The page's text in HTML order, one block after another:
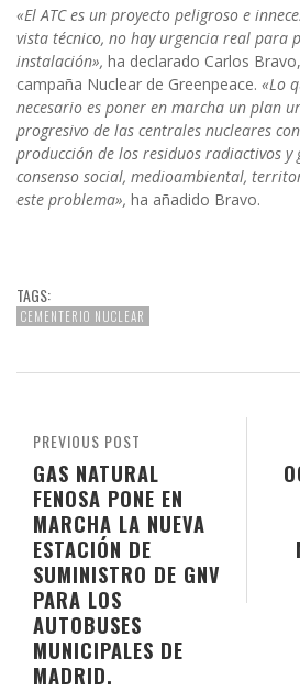
«El ATC es un proyecto peligroso e
vista técnico, no hay urgencia real para
instalación», ha declarado Carlos
campaña Nuclear de Greenpeace. «Lo
necesario es poner en marcha un plan
progresivo de las centrales nucleares
producción de los residuos radiactivos
consenso social, medioambiental,
este problema», ha añadido Bravo.
TAGS:
CEMENTERIO NUCLEAR
PREVIOUS POST
GAS NATURAL
FENOSA PONE EN
MARCHA LA NUEVA
ESTACIÓN DE
SUMINISTRO DE GNV
PARA LOS
AUTOBUSES
MUNICIPALES DE
MADRID.